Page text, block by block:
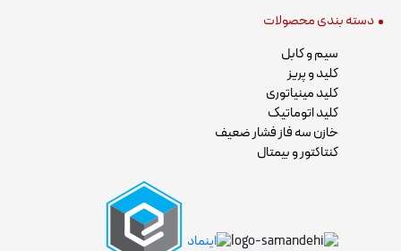
دسته بندی محصولات
سیم و کابل
کلید و پریز
کلید مینیاتوری
کلید اتوماتیک
خازن سه فاز فشار ضعیف
کنتاکتور و بیمتال